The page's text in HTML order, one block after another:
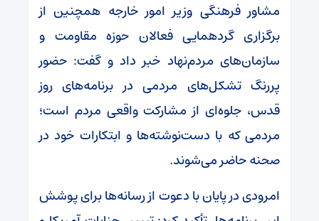
مشاور فرهنگی وزیر امور خارجه همچنین از
برگزاری گردهمایی فعالان حوزه مقاومت و
سازمان‌های مردم‌نهاد خبر داد و گفت: حضور
پررنگ تشکل‌های مردمی در برنامه‌های روز
قدس، جلوه‌ای از مشارکت واقعی مردم است؛
مردمی که با دست‌نوشته‌ها و ابتکارات خود در
صحنه حاضر می‌شوند.
امرودی در پایان با دعوت از رسانه‌ها برای پوشش